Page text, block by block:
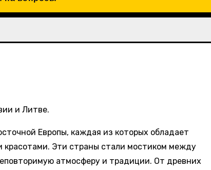
и Литве.
Европы, каждая из которых обладает
красотами. Эти страны стали мостиком между
атмосферу и традиции. От древних